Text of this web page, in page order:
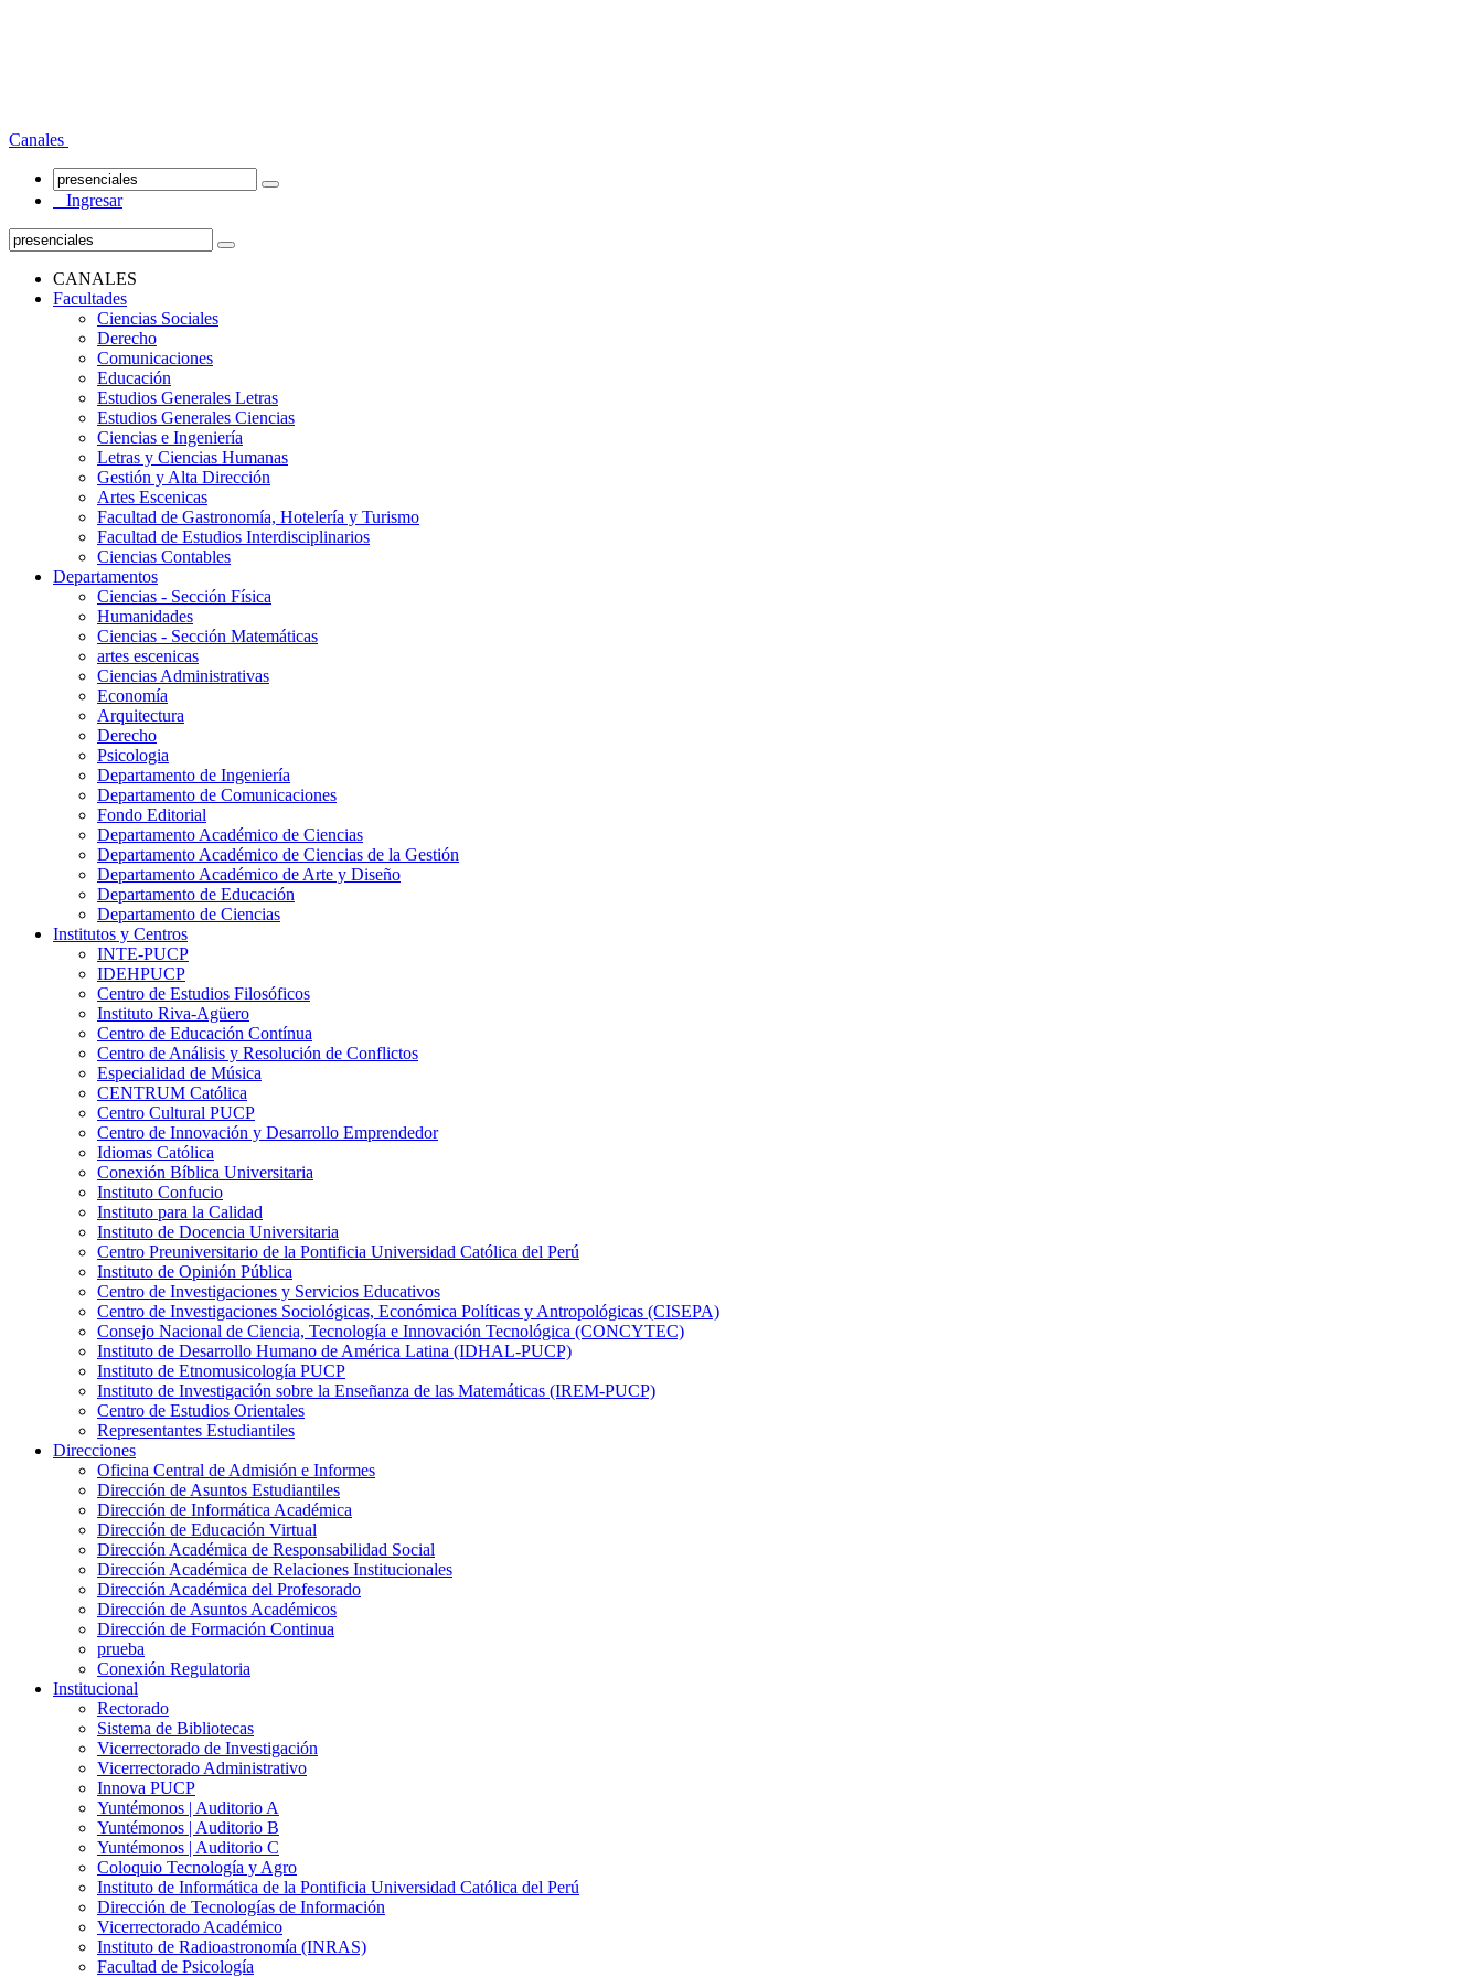
Canales
Ingresar
CANALES
Facultades
Ciencias Sociales
Derecho
Comunicaciones
Educación
Estudios Generales Letras
Estudios Generales Ciencias
Ciencias e Ingeniería
Letras y Ciencias Humanas
Gestión y Alta Dirección
Artes Escenicas
Facultad de Gastronomía, Hotelería y Turismo
Facultad de Estudios Interdisciplinarios
Ciencias Contables
Departamentos
Ciencias - Sección Física
Humanidades
Ciencias - Sección Matemáticas
artes escenicas
Ciencias Administrativas
Economía
Arquitectura
Derecho
Psicologia
Departamento de Ingeniería
Departamento de Comunicaciones
Fondo Editorial
Departamento Académico de Ciencias
Departamento Académico de Ciencias de la Gestión
Departamento Académico de Arte y Diseño
Departamento de Educación
Departamento de Ciencias
Institutos y Centros
INTE-PUCP
IDEHPUCP
Centro de Estudios Filosóficos
Instituto Riva-Agüero
Centro de Educación Contínua
Centro de Análisis y Resolución de Conflictos
Especialidad de Música
CENTRUM Católica
Centro Cultural PUCP
Centro de Innovación y Desarrollo Emprendedor
Idiomas Católica
Conexión Bíblica Universitaria
Instituto Confucio
Instituto para la Calidad
Instituto de Docencia Universitaria
Centro Preuniversitario de la Pontificia Universidad Católica del Perú
Instituto de Opinión Pública
Centro de Investigaciones y Servicios Educativos
Centro de Investigaciones Sociológicas, Económica Políticas y Antropológicas (CISEPA)
Consejo Nacional de Ciencia, Tecnología e Innovación Tecnológica (CONCYTEC)
Instituto de Desarrollo Humano de América Latina (IDHAL-PUCP)
Instituto de Etnomusicología PUCP
Instituto de Investigación sobre la Enseñanza de las Matemáticas (IREM-PUCP)
Centro de Estudios Orientales
Representantes Estudiantiles
Direcciones
Oficina Central de Admisión e Informes
Dirección de Asuntos Estudiantiles
Dirección de Informática Académica
Dirección de Educación Virtual
Dirección Académica de Responsabilidad Social
Dirección Académica de Relaciones Institucionales
Dirección Académica del Profesorado
Dirección de Asuntos Académicos
Dirección de Formación Continua
prueba
Conexión Regulatoria
Institucional
Rectorado
Sistema de Bibliotecas
Vicerrectorado de Investigación
Vicerrectorado Administrativo
Innova PUCP
Yuntémonos | Auditorio A
Yuntémonos | Auditorio B
Yuntémonos | Auditorio C
Coloquio Tecnología y Agro
Instituto de Informática de la Pontificia Universidad Católica del Perú
Dirección de Tecnologías de Información
Vicerrectorado Académico
Instituto de Radioastronomía (INRAS)
Facultad de Psicología